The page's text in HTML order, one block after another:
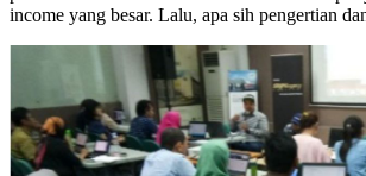
income yang besar. Lalu, apa sih pengertian